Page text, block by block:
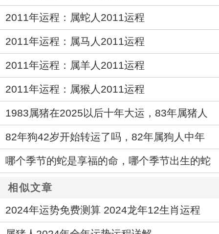
2011年运程：属蛇人2011运程
2011年运程：属马人2011运程
2011年运程：属羊人2011运程
2011年运程：属猴人2011运程
1983属猪在2025以后十年大运，83年属猪人
未来十年运气
82年狗42岁开始转运了吗，82年属狗人中年
运势走向如何
哪个季节的蛇是享福的命，哪个季节出生的蛇
最好命
相似文章
2024年运势免费测算 2024龙年12生肖运程